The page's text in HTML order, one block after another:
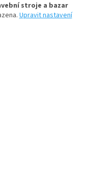
stroje a bazar
Upravit nastavení